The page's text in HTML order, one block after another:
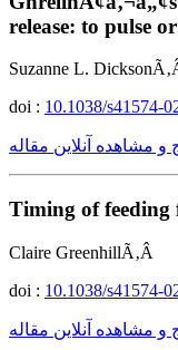
release: to pulse
Suzanne L.
doi : 10.1038/s41574-
و مشاهده آنلاین مقاله
Timing of feeding
Claire GreenhillÃ‚Â
doi : 10.1038/s41574-
و مشاهده آنلاین مقاله